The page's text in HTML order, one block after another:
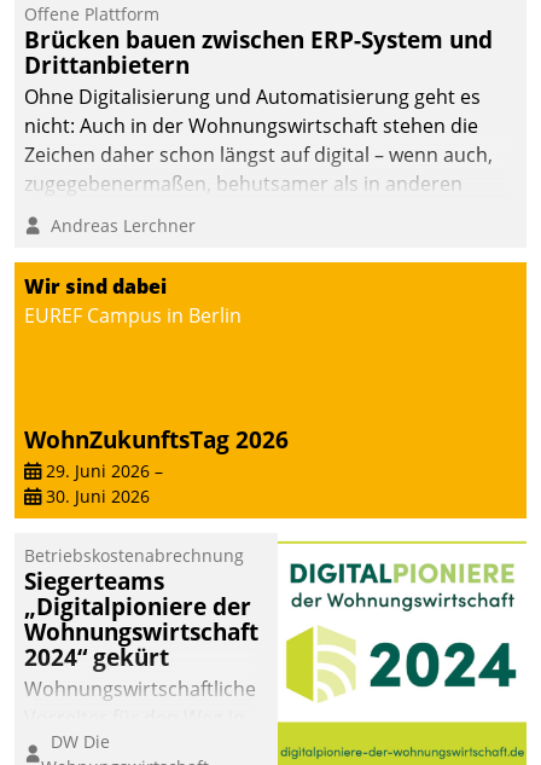
Offene Plattform
Brücken bauen zwischen ERP-System und
Drittanbietern
Ohne Digitalisierung und Automatisierung geht es
nicht: Auch in der Wohnungswirtschaft stehen die
Zeichen daher schon längst auf digital – wenn auch,
zugegebenermaßen, behutsamer als in anderen
Branchen.
Andreas Lerchner
Wir sind dabei
EUREF Campus in Berlin
WohnZukunftsTag 2026
29. Juni 2026 –
30. Juni 2026
Betriebskostenabrechnung
Siegerteams
„Digitalpioniere der
Wohnungswirtschaft
2024“ gekürt
Wohnungswirtschaftliche
eine digitale Zukunft zu
DW Die